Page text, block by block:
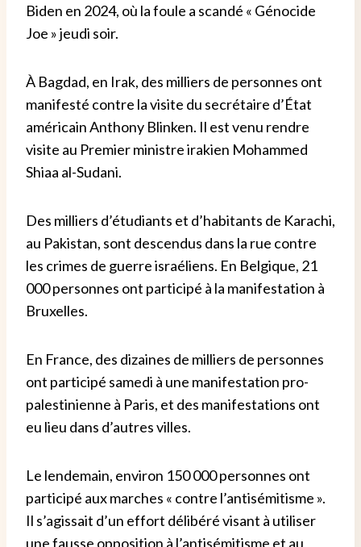
Biden en 2024, où la foule a scandé « Génocide
Joe » jeudi soir.
À Bagdad, en Irak, des milliers de personnes ont
manifesté contre la visite du secrétaire d’État
américain Anthony Blinken. Il est venu rendre
visite au Premier ministre irakien Mohammed
Shiaa al-Sudani.
Des milliers d’étudiants et d’habitants de Karachi,
au Pakistan, sont descendus dans la rue contre
les crimes de guerre israéliens. En Belgique, 21
000 personnes ont participé à la manifestation à
Bruxelles.
En France, des dizaines de milliers de personnes
ont participé samedi à une manifestation pro-
palestinienne à Paris, et des manifestations ont
eu lieu dans d’autres villes.
Le lendemain, environ 150 000 personnes ont
participé aux marches « contre l’antisémitisme ».
Il s’agissait d’un effort délibéré visant à utiliser
une fausse opposition à l’antisémitisme et au